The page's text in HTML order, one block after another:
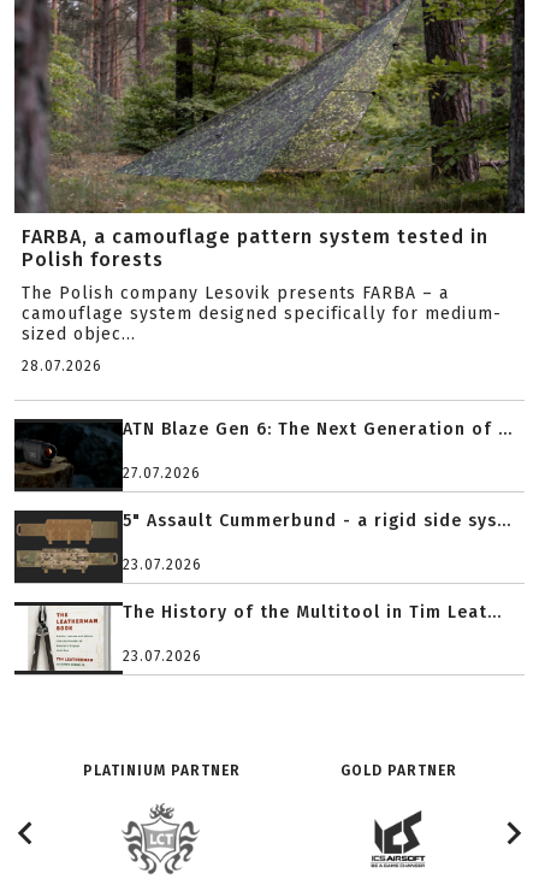
FARBA, a camouflage pattern system tested in
Polish forests
The Polish company Lesovik presents FARBA – a
camouflage system designed specifically for medium-
sized objec...
28.07.2026
ATN Blaze Gen 6: The Next Generation of ...
27.07.2026
5" Assault Cummerbund - a rigid side sys...
23.07.2026
The History of the Multitool in Tim Leat...
23.07.2026
PLATINIUM PARTNER GOLD PARTNER